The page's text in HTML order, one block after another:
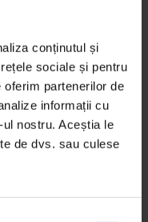
conținutul și
sociale și pentru
partenerilor de
informații cu
nostru. Aceștia le
de dvs. sau culese
și fizici? Pot fi
sau a
tehnicilor
nu în ultimul rând,
transferat într-un
aceste
scurt: poate o
să iubească?